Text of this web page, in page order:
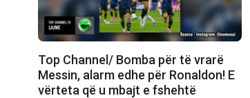
Top Channel/ Bomba për të vrarë
Messin, alarm edhe për Ronaldon! E
vërteta që u mbajt e fshehtë